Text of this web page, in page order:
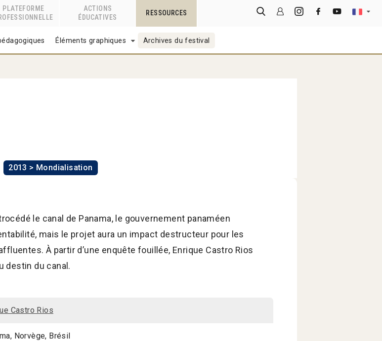
PLATEFORME
ACTIONS
ÉDUCATIVES
RESSOURCES
Éléments graphiques Archives du festival
2013 > Mondialisation
le canal de Panama, le gouvernement panaméen
mais le projet aura un impact destructeur pour les
À partir d’une enquête fouillée, Enrique Castro Rios
destin du canal.
Castro Rios
Norvège, Brésil